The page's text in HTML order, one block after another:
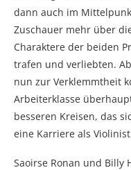
dann auch im
Zuschauer mehr über
Charaktere der beiden
trafen und verliebten.
nun zur Verklemmtheit
Arbeiterklasse
besseren Kreisen, das
eine Karriere als
Saoirse Ronan und Billy